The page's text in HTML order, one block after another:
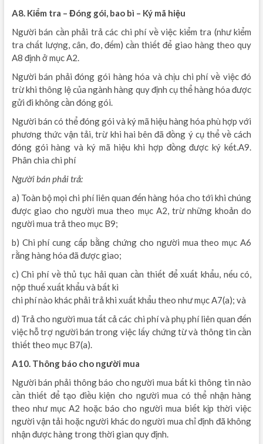
A8. Kiểm tra – Đóng gói, bao bì – Ký mã hiệu
Người bán cần phải trả các chi phí về việc kiểm tra (như kiểm
tra chất lượng, cân, đo, đếm) cần thiết để giao hàng theo quy
A8 định ở mục A2.
Người bán phải đóng gói hàng hóa và chịu chi phí về việc đó
trừ khi thông lệ của ngành hàng quy định cụ thể hàng hóa được
gửi đi không cần đóng gói.
Người bán có thể đóng gói và ký mã hiệu hàng hóa phù hợp với
phương thức vận tải, trừ khi hai bên đã đồng ý cụ thể về cách
đóng gói hàng và ký mã hiệu khi hợp đồng được ký kết.A9.
Phân chia chi phí
Người bán phải trả:
a) Toàn bộ mọi chi phí liên quan đến hàng hóa cho tới khi chúng
được giao cho người mua theo mục A2, trừ những khoản do
người mua trả theo mục B9;
b) Chi phí cung cấp bằng chứng cho người mua theo mục A6
rằng hàng hóa đã được giao;
c) Chi phí về thủ tục hải quan cần thiết để xuất khẩu, nếu có,
nộp thuế xuất khẩu và bất kì
chi phí nào khác phải trả khi xuất khẩu theo như mục A7(a); và
d) Trả cho người mua tất cả các chi phí và phụ phí liên quan đến
việc hỗ trợ người bán trong việc lấy chứng từ và thông tin cần
thiết theo mục B7(a).
A10. Thông báo cho người mua
Người bán phải thông báo cho người mua bất ki thông tin nào
cần thiết để tạo điều kiện cho người mua có thể nhận hàng
theo như mục A2 hoặc báo cho người mua biết kịp thời việc
người vận tải hoặc người khác do người mua chỉ định đã không
nhận được hàng trong thời gian quy định.